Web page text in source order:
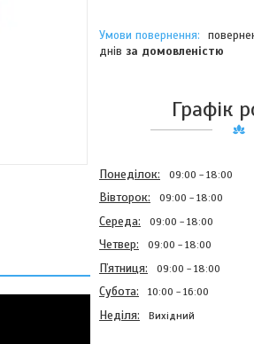
днів за домовленістю
Графік
Понеділок 09:00 18:00
Вівторок 09:00 18:00
Середа 09:00 18:00
Четвер 09:00 18:00
Пʼятниця 09:00 18:00
Субота 10:00 16:00
Неділя Вихідний